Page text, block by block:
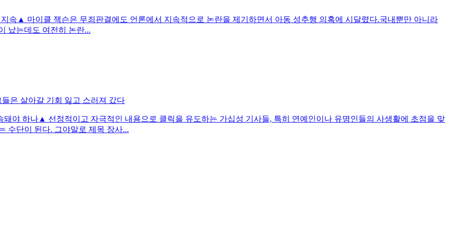
속▲ 마이클 잭슨은 무죄판결에도 언론에서 지속적으로 논란을 제기하면서 아동 성추행 의혹에 시달렸다.국내뿐만 아니라
났는데도 여전히 논란...
은 살아갈 기회 잃고 스러져 갔다
야 하나▲ 선정적이고 자극적인 내용으로 클릭을 유도하는 가십성 기사들, 특히 연예인이나 유명인들의 사생활에 초점을 맞
수단이 된다. 그야말로 제목 장사...